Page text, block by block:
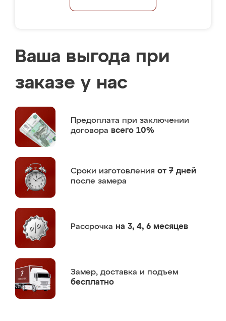
Ваша выгода при
заказе у нас
Предоплата при заключении
договора всего 10%
Сроки изготовления от 7 дней
после замера
Рассрочка на 3, 4, 6 месяцев
Замер, доставка и подъем
бесплатно